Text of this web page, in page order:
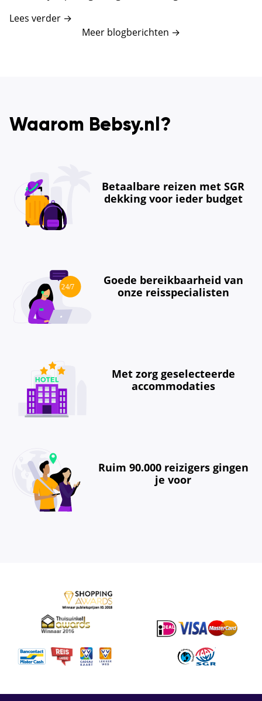
Lees verder →
Meer blogberichten →
Waarom Bebsy.nl?
Betaalbare reizen met SGR
dekking voor ieder budget
Goede bereikbaarheid van
onze reisspecialisten
Met zorg geselecteerde
accommodaties
Ruim 90.000 reizigers gingen
je voor